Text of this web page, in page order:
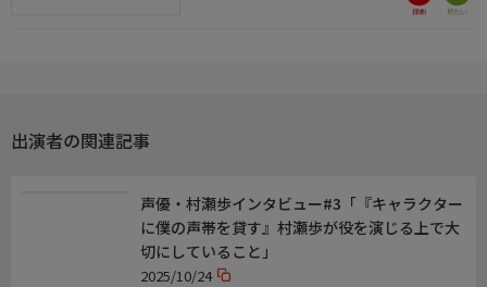
出演者の関連記事
声優・村瀬歩インタビュー#3「『キャラクター
に僕の声帯を貸す』村瀬歩が役を演じる上で大
切にしていること」
2025/10/24